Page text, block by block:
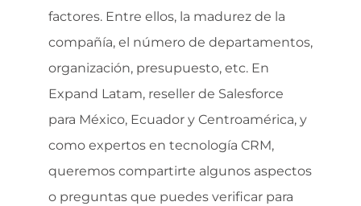
factores. Entre ellos, la madurez de la
compañía, el número de departamentos,
organización, presupuesto, etc. En
Expand Latam, reseller de Salesforce
para México, Ecuador y Centroamérica, y
como expertos en tecnología CRM,
queremos compartirte algunos aspectos
o preguntas que puedes verificar para